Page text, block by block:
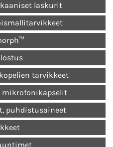
laskurit
tarvikkeet
mikrofonikapselit
puhdistusaineet